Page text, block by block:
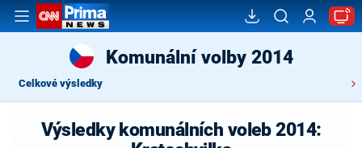
Komunální volby 2014
Celkové výsledky
Výsledky komunálních voleb 2014: